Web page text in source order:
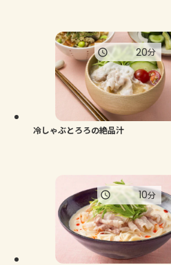
冷しゃぶとろろの絶品汁
20分
10分